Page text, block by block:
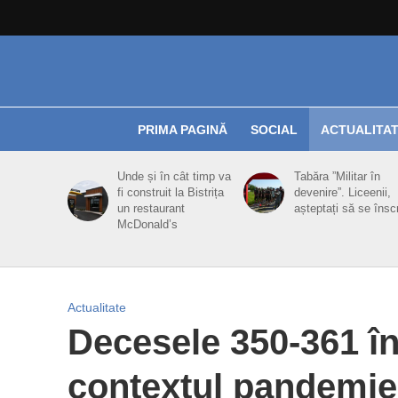
PRIMA PAGINĂ SOCIAL
Unde și în cât timp va
fi construit la Bistrița
un restaurant
McDonald’s
Tabăra ”Militar în
devenire”. Liceenii,
așteptați să se
Actualitate
Decesele 350-361
contextul